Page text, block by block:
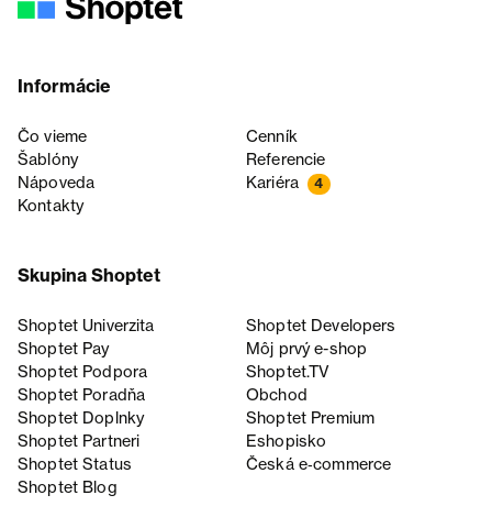
Informácie
Čo vieme
Cenník
Šablóny
Referencie
Nápoveda
Kariéra 4
Kontakty
Skupina Shoptet
Shoptet Univerzita
Shoptet Developers
Shoptet Pay
Môj prvý e-shop
Shoptet Podpora
Shoptet.TV
Shoptet Poradňa
Obchod
Shoptet Doplnky
Shoptet Premium
Shoptet Partneri
Eshopisko
Shoptet Status
Česká e‑commerce
Shoptet Blog